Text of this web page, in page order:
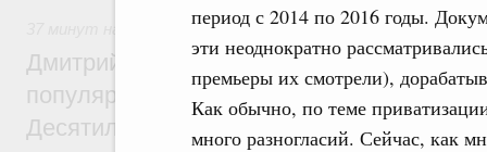
период с 2014 по 2016 годы.
эти неоднократно
премьеры их смотрели),
Как обычно, по теме
много разногласий. Сейчас, как
Внутренний и въездной туризм
Дмитрий Чернышенко: Порядка 110
популярного туризма в 35 регионах
Десятилетия науки и технологий